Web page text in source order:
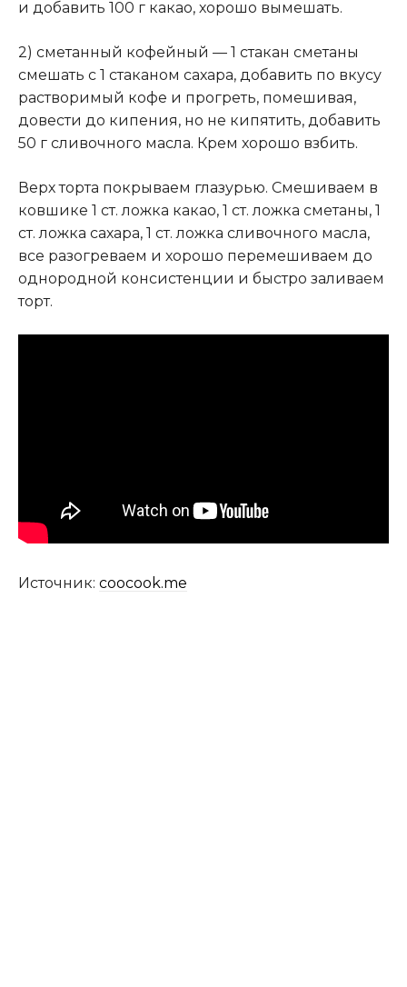
и добавить 100 г какао, хорошо вымешать.
2) сметанный кофейный — 1 стакан сметаны
смешать с 1 стаканом сахара, добавить по вкусу
растворимый кофе и прогреть, помешивая,
довести до кипения, но не кипятить, добавить
50 г сливочного масла. Крем хорошо взбить.
Верх торта покрываем глазурью. Смешиваем в
ковшике 1 ст. ложка какао, 1 ст. ложка сметаны, 1
ст. ложка сахара, 1 ст. ложка сливочного масла,
все разогреваем и хорошо перемешиваем до
однородной консистенции и быстро заливаем
торт.
Источник: coocook.me